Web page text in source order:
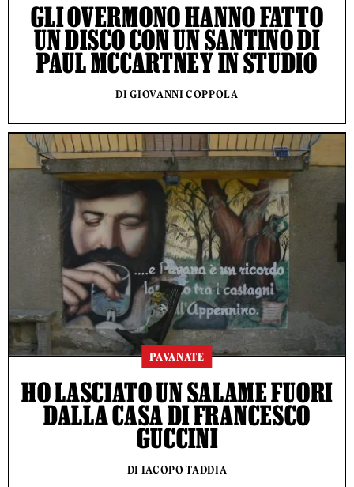
GLI OVERMONO HANNO FATTO
UN DISCO CON UN SANTINO DI
PAUL MCCARTNEY IN STUDIO
DI GIOVANNI COPPOLA
PAVANATE
HO LASCIATO UN SALAME FUORI
DALLA CASA DI FRANCESCO
GUCCINI
DI IACOPO TADDIA